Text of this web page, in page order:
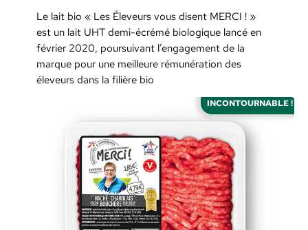
Le lait bio « Les Éleveurs vous disent MERCI ! »
est un lait UHT demi-écrémé biologique lancé en
février 2020, poursuivant l’engagement de la
marque pour une meilleure rémunération des
éleveurs dans la filière bio
INCONTOURNABLE !